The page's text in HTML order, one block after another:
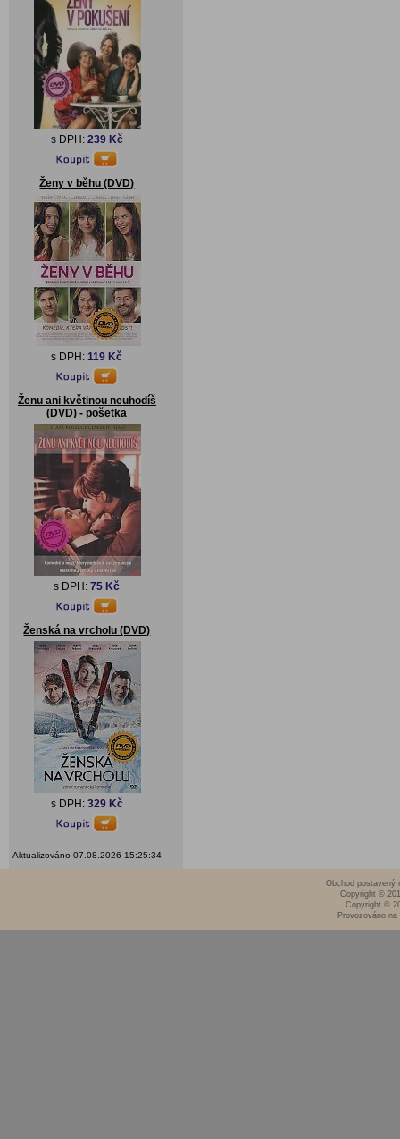
s DPH: 239 Kč
Ženy v běhu (DVD)
s DPH:119 Kč
Ženu ani květinou neuhodíš
(DVD) - pošetka
s DPH:75 Kč
Ženská na vrcholu (DVD)
s DPH: 329 Kč
Aktualizováno 07.08.2026 15:25:34
Obchod postavený
Copyright ©
Copyright ©
Provozováno